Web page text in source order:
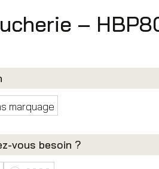
–
marquage
vous besoin ?